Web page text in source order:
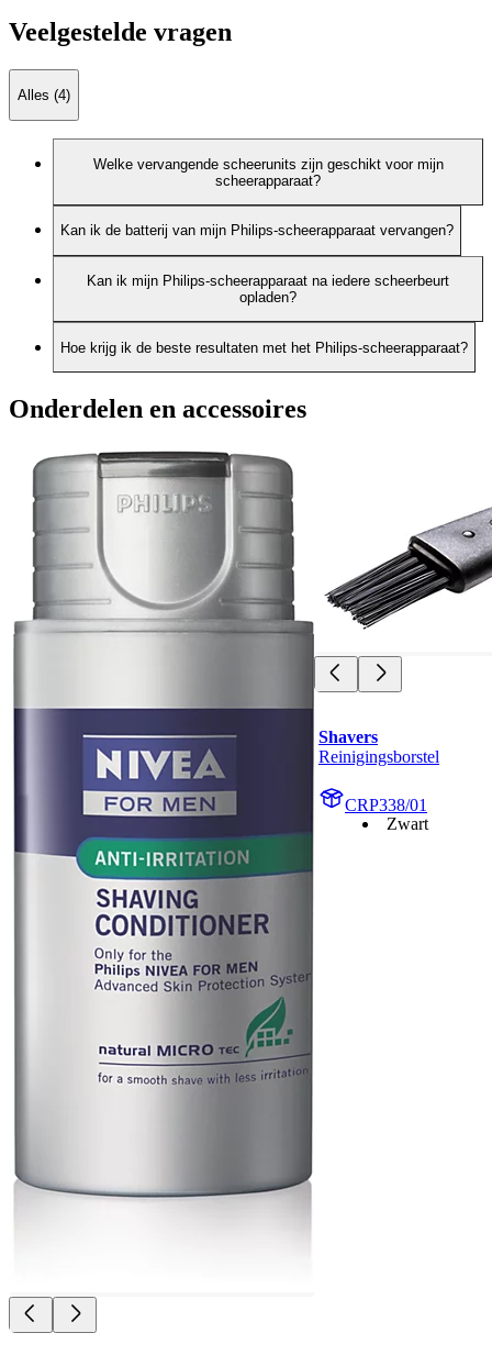
Veelgestelde vragen
Alles (4)
Welke vervangende scheerunits zijn geschikt voor mijn
scheerapparaat?
Kan ik de batterij van mijn Philips-scheerapparaat vervangen?
Kan ik mijn Philips-scheerapparaat na iedere scheerbeurt
opladen?
Hoe krijg ik de beste resultaten met het Philips-scheerapparaat?
Onderdelen en accessoires
Shavers
Reinigingsborstel
CRP338/01
Zwart